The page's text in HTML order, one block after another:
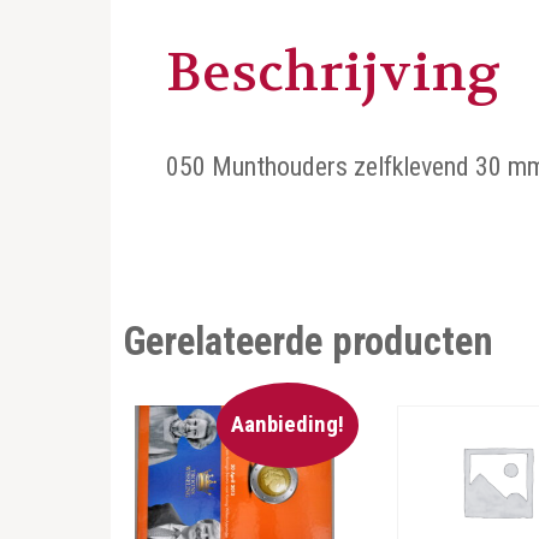
Beschrijving
050 Munthouders zelfklevend 30
Gerelateerde producten
Aanbieding!